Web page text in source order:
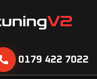
0179 422 7022